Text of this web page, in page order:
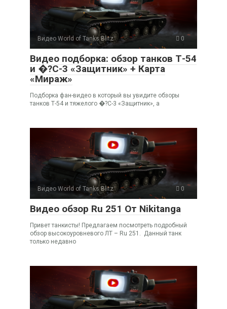
Видео World of Tanks Blitz 0
Видео подборка: обзор танков Т-54
и �?С-3 «Защитник» + Карта
«Мираж»
Подборка фан-видео в который вы увидите обзоры
танков Т-54 и тяжелого �?С-3 «Защитник», а
Видео World of Tanks Blitz 0
Видео обзор Ru 251 От Nikitanga
Привет танкисты! Предлагаем посмотреть подробный
обзор высокоуровневого ЛТ – Ru 251. Данный танк
только недавно